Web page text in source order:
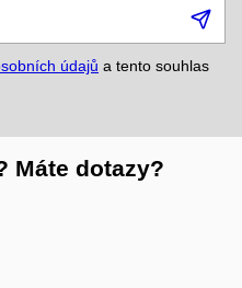
údajů a tento souhlas
Máte dotazy?